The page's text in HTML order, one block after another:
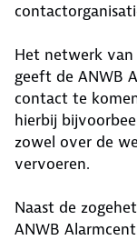
Het netwerk van
geeft de ANWB
contact te
hierbij
zowel over de
vervoeren.
Naast de
ANWB